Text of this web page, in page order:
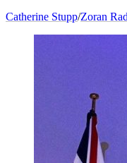
Catherine Stupp/Zoran